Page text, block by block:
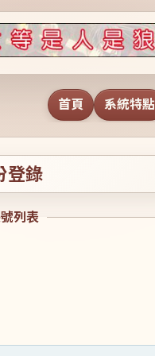
首頁 系統特點
登錄
列表